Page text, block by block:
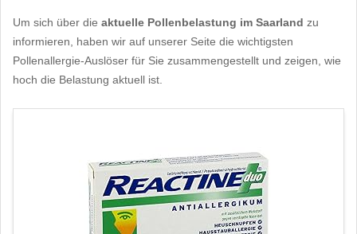
Um sich über die aktuelle Pollenbelastung im Saarland zu
informieren, haben wir auf unserer Seite die wichtigsten
Pollenallergie-Auslöser für Sie zusammengestellt und zeigen, wie
hoch die Belastung aktuell ist.